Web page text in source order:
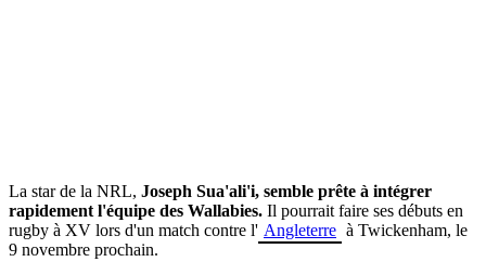
La star de la NRL, Joseph Sua'ali'i, semble prête à intégrer
rapidement l'équipe des Wallabies. Il pourrait faire ses débuts en
rugby à XV lors d'un match contre l' Angleterre à Twickenham, le
9 novembre prochain.